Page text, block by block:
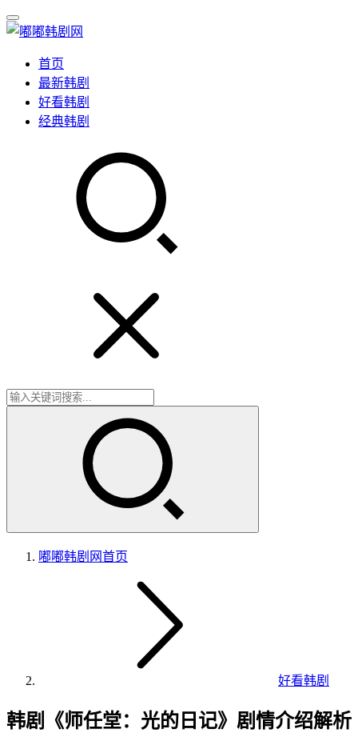
首页
最新韩剧
好看韩剧
经典韩剧
嘟嘟韩剧网首页
好看韩剧
韩剧《师任堂：光的日记》剧情介绍解析